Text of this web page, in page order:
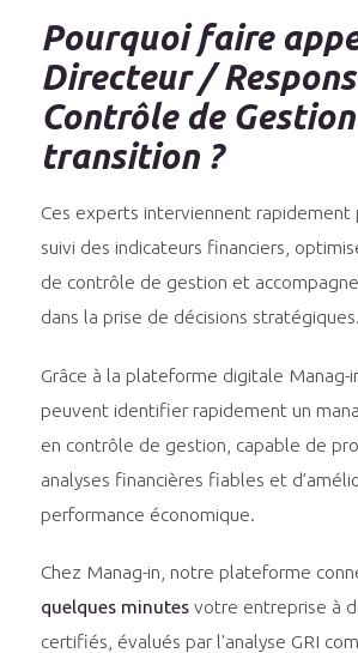
Pourquoi faire
Directeur /
Contrôle de
transition ?
Ces experts interviennent rapidement
suivi des indicateurs financiers,
de contrôle de gestion et
dans la prise de décisions stratégiques.
Grâce à la plateforme digitale Manag-
peuvent identifier rapidement un
en contrôle de gestion, capable de
analyses financières fiables et
performance économique.
Chez Manag-in, notre plateforme
quelques minutes votre entreprise à
certifiés, évalués par l'analyse GRI